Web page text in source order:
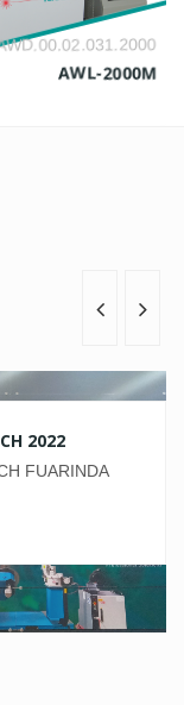
AWL-2000M
2022
FUARINDA